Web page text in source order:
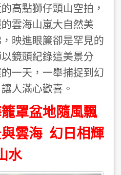
高點獅仔頭山空拍，
雲海山嵐大自然美
映進眼簾卻是罕見的
鏡頭紀錄這美景分
一天，一舉捕捉到幻
人滿心歡喜。
罩盆地隨風飄
雲海 幻日相輝
水